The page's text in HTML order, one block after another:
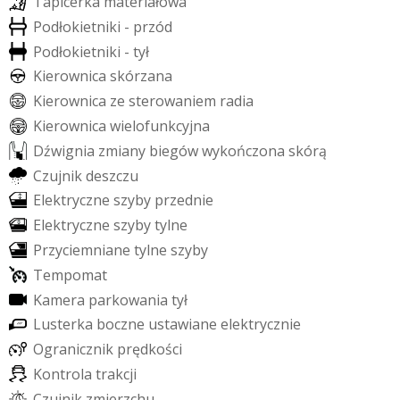
Podłokietniki - przód
Podłokietniki - tył
Kierownica skórzana
Kierownica ze sterowaniem radia
Kierownica wielofunkcyjna
Dźwignia zmiany biegówwykończona skórą
Czujnikdeszczu
Elektryczne szyby przednie
Elektryczne szybytylne
Przyciemniane tylne szyby
Tempomat
Kamera parkowania tył
Lusterka boczne ustawiane elektrycznie
Ogranicznik prędkości
Kontrola trakcji